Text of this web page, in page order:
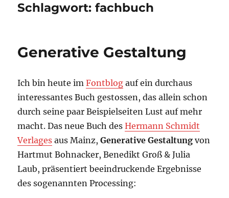
Schlagwort:fachbuch
Generative Gestaltung
Ich bin heute imFontblog auf ein durchaus
interessantes Buch gestossen, das allein schon
durch seine paar Beispielseiten Lust auf mehr
macht. Das neue Buch desHermann Schmidt
Verlages aus Mainz,Generative Gestaltung von
Hartmut Bohnacker, Benedikt Groß & Julia
Laub, präsentiert beeindruckende Ergebnisse
des sogenannten Processing: